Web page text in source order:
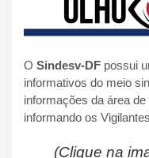
O Sindesv-DF possui
informativos do meio
informações da área
informando os
(Clique na